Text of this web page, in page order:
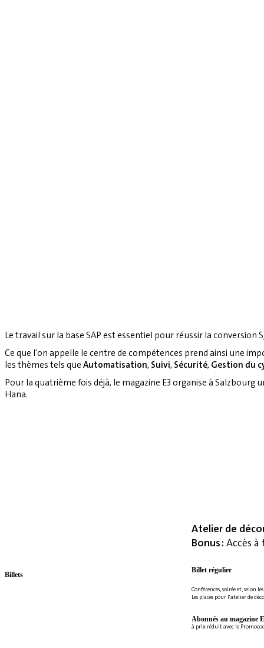
Le travail sur la base SAP est essentiel pour réussir la conversion
Ce que l'on appelle le centre de compétences prend ainsi une
les thèmes tels que Automatisation, Suivi, Sécurité, Gestion du
Pour la quatrième fois déjà, le magazine E3 organise à
Hana.
Atelier de
Bonus : Accès
Billet régulier
Conférences, soirée et, selon
Les places pour l'atelier de
Abonnés au magazine
à prix réduit avec le
Billets